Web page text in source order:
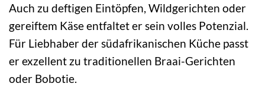
Auch zu deftigen Eintöpfen, Wildgerichten oder
gereiftem Käse entfaltet er sein volles Potenzial.
Für Liebhaber der südafrikanischen Küche passt
er exzellent zu traditionellen Braai-Gerichten
oder Bobotie.